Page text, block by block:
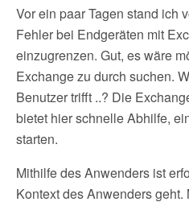
Vor ein paar Tagen stand ich
Fehler bei Endgeräten mit
einzugrenzen. Gut, es wäre
Exchange zu durch suchen.
Benutzer trifft ..? Die
bietet hier schnelle Abhilfe,
starten.
Mithilfe des Anwenders ist
Kontext des Anwenders geht.